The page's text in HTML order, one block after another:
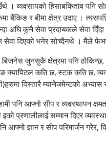
हिसाबकिताव पनि
र बीमा क्षेत्र उदाए ।
अघि कुनै सेवा प्रदायकले सेवा
दिएको भनेर सोच्दैनथे । मैले
जुनसुकै क्षेत्रमा पनि ठोकिन्छ,
क्यापिटल कति छ, स्टक कति छ,
विस्तारै म्यानेजमेन्टको अभ्यास
पनि आफ्नो सीप र व्यवस्थापन
प्रणालीलाई सम्मान दिएर
ज्ञान र सीप परिमार्जन गरेर,